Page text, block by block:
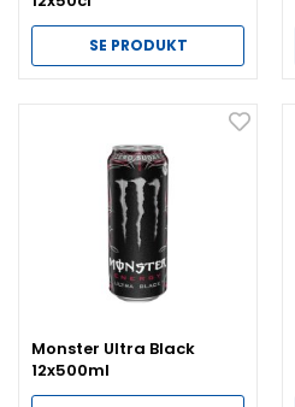
SE PRODUKT
Monster Ultra Black
12x500ml